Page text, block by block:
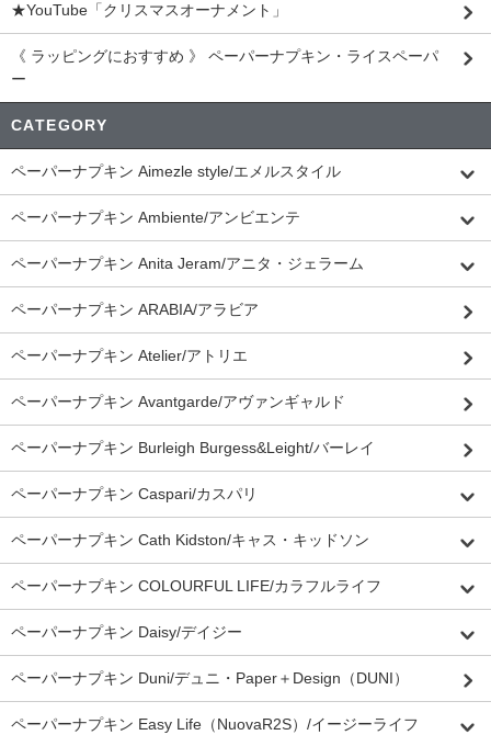
★YouTube「クリスマスオーナメント」
《 ラッピングにおすすめ 》 ペーパーナプキン・ライスペーパ
ー
CATEGORY
ペーパーナプキン Aimezle style/エメルスタイル
ペーパーナプキン Ambiente/アンビエンテ
ペーパーナプキン Anita Jeram/アニタ・ジェラーム
ペーパーナプキン ARABIA/アラビア
ペーパーナプキン Atelier/アトリエ
ペーパーナプキン Avantgarde/アヴァンギャルド
ペーパーナプキン Burleigh Burgess&Leight/バーレイ
ペーパーナプキン Caspari/カスパリ
ペーパーナプキン Cath Kidston/キャス・キッドソン
ペーパーナプキン COLOURFUL LIFE/カラフルライフ
ペーパーナプキン Daisy/デイジー
ペーパーナプキン Duni/デュニ・Paper＋Design（DUNI）
ペーパーナプキン Easy Life（NuovaR2S）/イージーライフ